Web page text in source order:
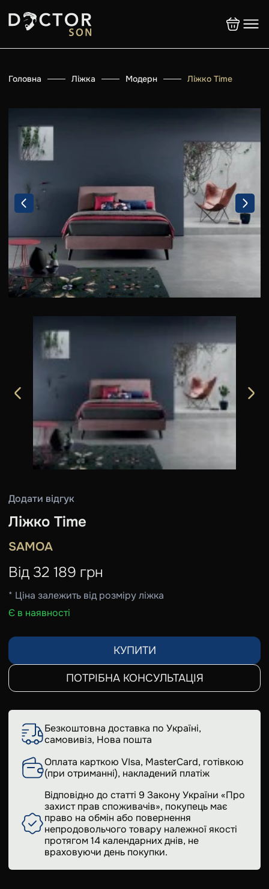
Головна Ліжка Модерн Ліжко Time
Додати відгук
Ліжко Time
SAMOA
Від 32 189 грн
* Ціна залежить від розміру ліжка
Є в наявності
КУПИТИ
ПОТРІБНА КОНСУЛЬТАЦІЯ
Безкоштовна доставка по Україні,
самовивіз, Нова пошта
Оплата карткою VIsa, MasterCard, готівкою
(при отриманні), накладений платіж
Відповідно до статті 9 Закону України «Про
захист прав споживачів», покупець має
право на обмін або повернення
непродовольчого товару належної якості
протягом 14 календарних днів, не
враховуючи день покупки.